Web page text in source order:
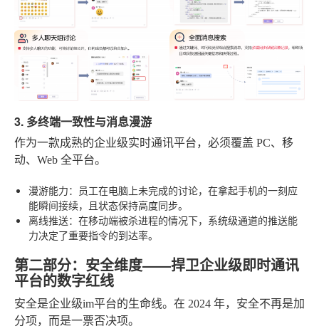
3. 多终端一致性与消息漫游
作为一款成熟的企业级实时通讯平台，必须覆盖 PC、移
动、Web 全平台。
漫游能力：员工在电脑上未完成的讨论，在拿起手机的一刻应
能瞬间接续，且状态保持高度同步。
离线推送：在移动端被杀进程的情况下，系统级通道的推送能
力决定了重要指令的到达率。
第二部分：安全维度——捍卫企业级即时通讯
平台的数字红线
安全是企业级im平台的生命线。在 2024 年，安全不再是加
分项，而是一票否决项。